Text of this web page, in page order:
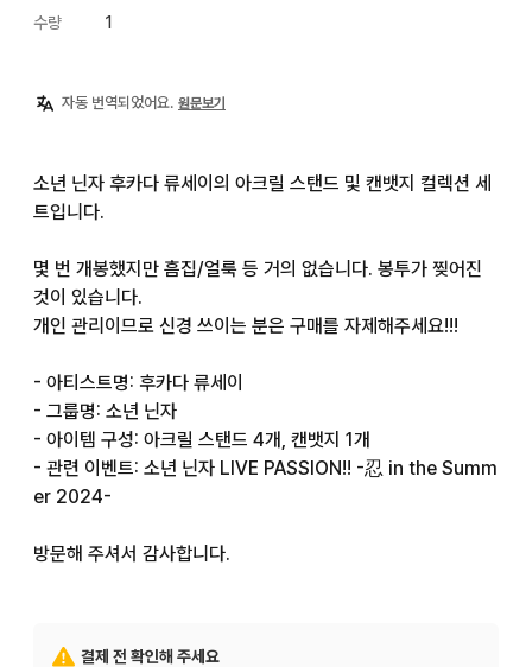
수량
1
자동 번역되었어요. 원문보기
소년 닌자 후카다 류세이의 아크릴 스탠드 및 캔뱃지 컬렉션 세
트입니다.
몇 번 개봉했지만 흠집/얼룩 등 거의 없습니다. 봉투가 찢어진
것이 있습니다.
개인 관리이므로 신경 쓰이는 분은 구매를 자제해주세요!!!
- 아티스트명: 후카다 류세이
- 그룹명: 소년 닌자
- 아이템 구성: 아크릴 스탠드 4개, 캔뱃지 1개
- 관련 이벤트: 소년 닌자 LIVE PASSION!! -忍 in the Summ
er 2024-
방문해 주셔서 감사합니다.
결제 전 확인해 주세요